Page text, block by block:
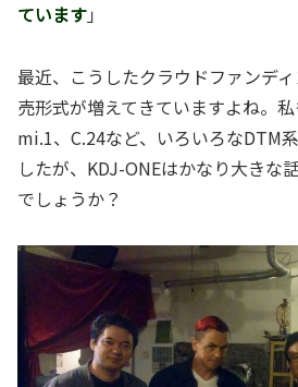
ています」
最近、こうしたクラウドファンデ
売形式が増えてきていますよね。私
mi.1、C.24など、いろいろなDTM
したが、KDJ-ONEはかなり大きな
でしょうか？